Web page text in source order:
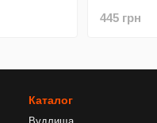
445 грн
Каталог